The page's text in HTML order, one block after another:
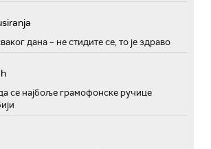
дана – не стидите се, то је здраво
се најбоље грамофонске ручице